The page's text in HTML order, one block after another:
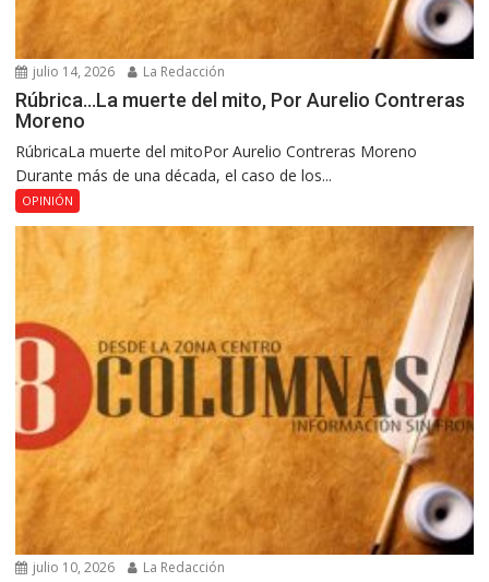
julio 14, 2026 La Redacción
Rúbrica…La muerte del mito, Por Aurelio Contreras
Moreno
RúbricaLa muerte del mitoPor Aurelio Contreras Moreno
Durante más de una década, el caso de los...
OPINIÓN
julio 10, 2026 La Redacción